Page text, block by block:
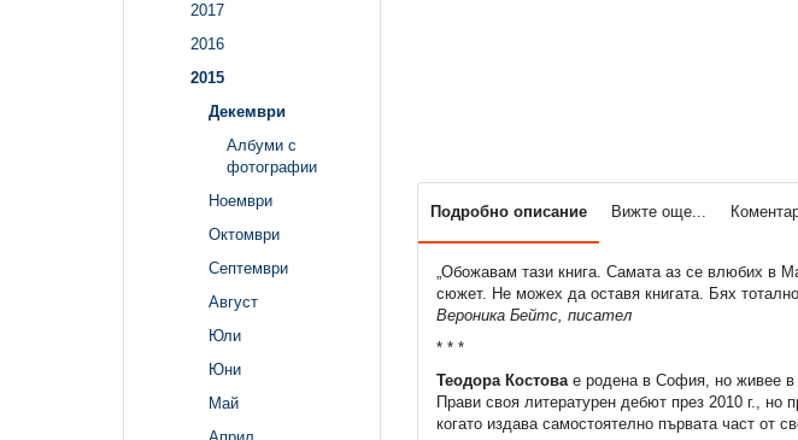
2017
2016
2015
Декември
Албуми с
фотографии
Ноември
Октомври
Септември
Август
Юли
Юни
Май
Подробно описание Вижте още...
„Обожавам тази книга. Самата аз се влюбих в
сюжет. Не можех да оставя книгата. Бях
Вероника Бейтс, писател
* * *
Теодора Костовае родена в София, но живее в
Прави своя литературен дебют през 2010 г., но
когато издава самостоятелно първата част от